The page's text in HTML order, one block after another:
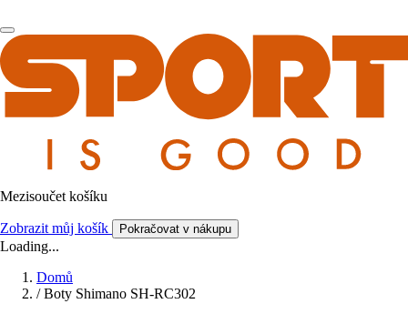
Mezisoučet košíku
Zobrazit můj košík Pokračovat v nákupu
Loading...
Domů
/ Boty Shimano SH-RC302